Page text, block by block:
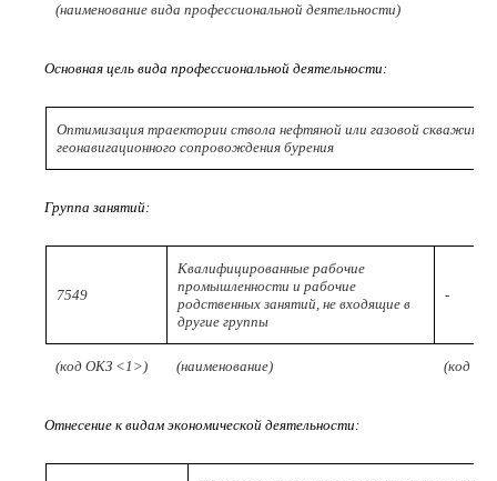
(наименование вида профессиональной деятельности)
Основная цель вида профессиональной деятельности:
Оптимизация траектории ствола нефтяной или газовой скважины,
геонавигационного сопровождения бурения
Группа занятий:
7549
Квалифицированные рабочие
промышленности и рабочие
родственных занятий, не входящие в
другие группы
-
(код ОКЗ <1>) (наименование) (код
Отнесение к видам экономической деятельности: